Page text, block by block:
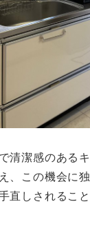
清潔感のあるキ
、この機会に
直しされるこ